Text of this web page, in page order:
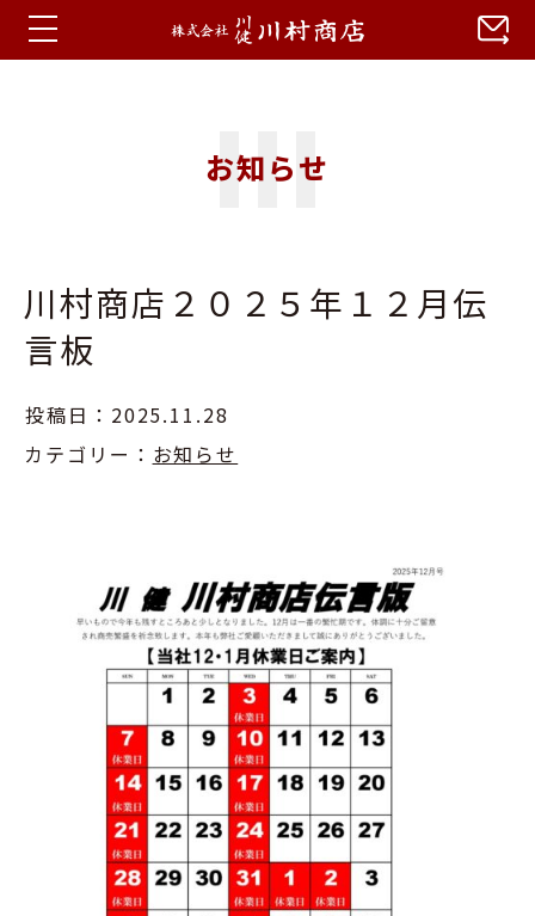
会社概要
お知らせ
川村商店２０２５年１２月伝
言板
投稿日：2025.11.28
カテゴリー： お知らせ